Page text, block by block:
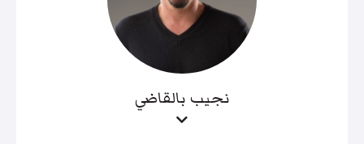
نجيب بالقاضي